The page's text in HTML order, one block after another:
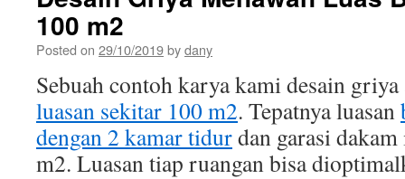
100 m2
Posted on 29/10/2019bydany
Sebuah contoh karya kami desain
luasan sekitar 100 m2. Tepatnya luasan
dengan 2 kamar tidurdan garasi
m2. Luasan tiap ruangan bisa